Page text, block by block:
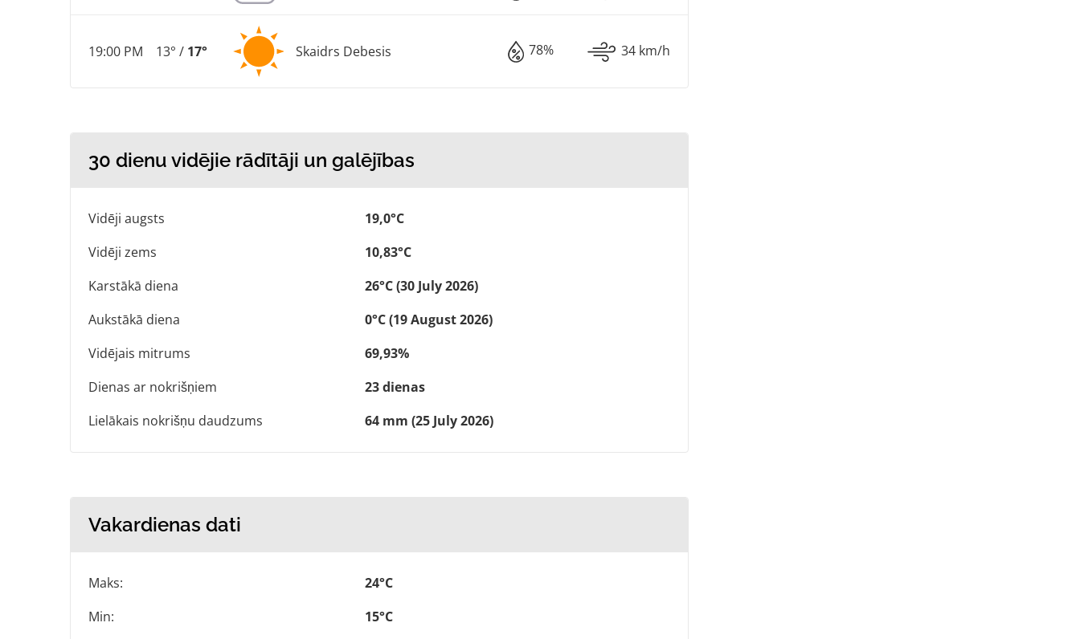
19:00 PM 13° / 17° Skaidrs Debesis 78% 34 km/h
30 dienu vidējie rādītāji un galējības
Vidēji augsts
19,0°C
Vidēji zems
10,83°C
Karstākā diena
26°C (30 July 2026)
Aukstākā diena
0°C (19 August 2026)
Vidējais mitrums
69,93%
Dienas ar nokrišņiem
23 dienas
Lielākais nokrišņu daudzums
64 mm (25 July 2026)
Vakardienas dati
Maks:
24°C
Min:
15°C